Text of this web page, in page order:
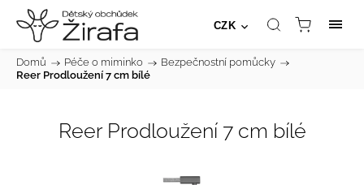
CZK
Domů / Péče o miminko / Bezpečnostní pomůcky /
Reer Prodloužení 7 cm bílé
Reer Prodloužení 7 cm bílé